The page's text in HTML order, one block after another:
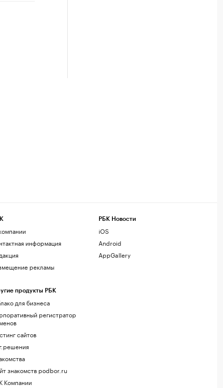
информация
рекламы
продукты РБК
для бизнеса
регистратор
сайтов
знакомств podbor.ru
Компании
РБК Новости
iOS
Android
AppGallery